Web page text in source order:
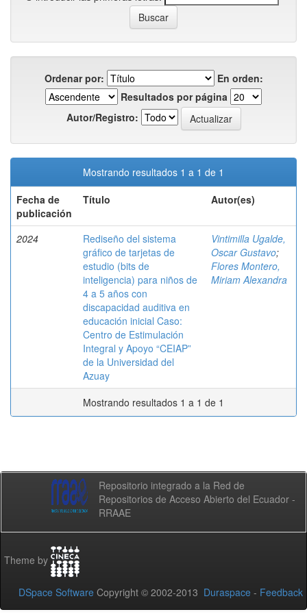
Ordenar por:
En orden:
Resultados por página
Autor/Registro:
Mostrando resultados 1 a 1 de 1
Fecha de
publicación
Título Autor(es)
2024
Rediseño del sistema
gráfico de tarjetas de
estudio (bits de
inteligencia) para niños de
4 a 5 años con
discapacidad auditiva en
educación inicial Caso:
Centro de Estimulación
Integral y Apoyo “CEIAP”
de la Universidad del
Azuay
Vintimilla Ugalde,
Oscar Gustavo;
Flores Montero,
Miriam Alexandra
Mostrando resultados 1 a 1 de 1
Repositorio integrado a la Red de
Repositorios de Acceso Abierto del Ecuador -
RRAAE
Theme by
DSpace Software Copyright © 2002-2013 Duraspace - Feedback